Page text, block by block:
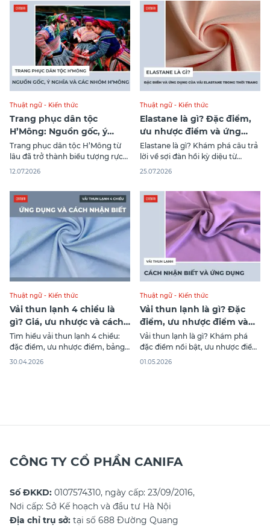
Thuật ngữ - Kiến thức
Trang phục dân tộc
H’Mông: Nguồn gốc, ý
nghĩa và các nhóm
H’Mông
Trang phục dân tộc H’Mông từ
lâu đã trở thành biểu tượng rực
rỡ cho văn hóa vùng cao Tây
đơn thuần là trang phục mặc
hằng ngày mà còn là một tác
phẩm nghệ thuật thủ công vô
giá. Hãy cùng CANIFA
12.07.2026
Thuật ngữ - Kiến thức
Elastane là gì? Đặc điểm,
ưu nhược điểm và ứng
dụng
Elastane là gì? Khám phá câu trả
lời về sợi đàn hồi kỳ diệu từ
nguồn gốc, quy trình sản xuất,
ưu từ CANIFA.
25.07.2026
Thuật ngữ - Kiến thức
Vải thun lạnh 4 chiều là
gì? Giá, ưu nhược và cách
chọn
Tìm hiểu vải thun lạnh 4 chiều:
đặc điểm, ưu nhược điểm, bảng
giá và hướng dẫn cách chọn
30.04.2026
Thuật ngữ - Kiến thức
Vải thun lạnh là gì? Đặc
điểm, ưu nhược điểm và
cách nhận biết
Vải thun lạnh là gì? Khám phá
đặc điểm nổi bật, ưu nhược điểm
và cách nhận biết vải thun lạnh
01.05.2026
CÔNG TY CỔ PHẦN CANIFA
Số ĐKKD: 0107574310, ngày cấp: 23/09/2016,
Nơi cấp: Sở Kế hoạch và đầu tư Hà Nội
Địa chỉ trụ sở: tại số 688 Đường Quang